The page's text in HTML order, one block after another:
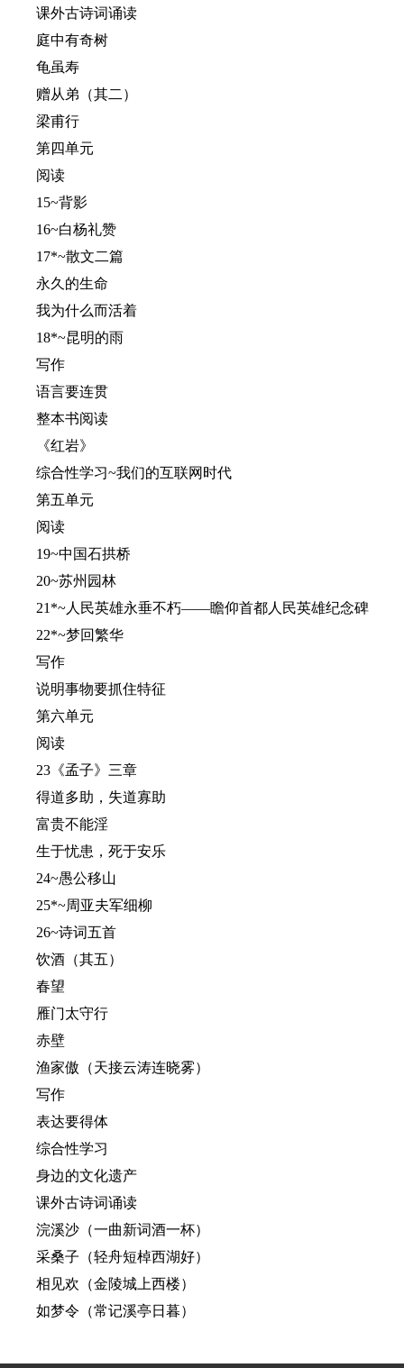
课外古诗词诵读
庭中有奇树
龟虽寿
赠从弟（其二）
梁甫行
第四单元
阅读
15~背影
16~白杨礼赞
17*~散文二篇
永久的生命
我为什么而活着
18*~昆明的雨
写作
语言要连贯
整本书阅读
《红岩》
综合性学习~我们的互联网时代
第五单元
阅读
19~中国石拱桥
20~苏州园林
21*~人民英雄永垂不朽——瞻仰首都人民英雄纪念碑
22*~梦回繁华
写作
说明事物要抓住特征
第六单元
阅读
23《孟子》三章
得道多助，失道寡助
富贵不能淫
生于忧患，死于安乐
24~愚公移山
25*~周亚夫军细柳
26~诗词五首
饮酒（其五）
春望
雁门太守行
赤壁
渔家傲（天接云涛连晓雾）
写作
表达要得体
综合性学习
身边的文化遗产
课外古诗词诵读
浣溪沙（一曲新词酒一杯）
采桑子（轻舟短棹西湖好）
相见欢（金陵城上西楼）
如梦令（常记溪亭日暮）